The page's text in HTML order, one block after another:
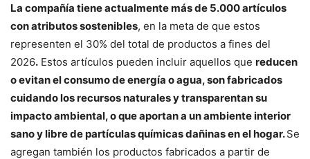
La compañía tiene actualmente más de 5.000 artículos
con atributos sostenibles, en la meta de que estos
representen el 30% del total de productos a fines del
2026. Estos artículos pueden incluir aquellos que reducen
o evitan el consumo de energía o agua, son fabricados
cuidando los recursos naturales y transparentan su
impacto ambiental, o que aportan a un ambiente interior
sano y libre de partículas químicas dañinas en el hogar.Se
agregan también los productos fabricados a partir de